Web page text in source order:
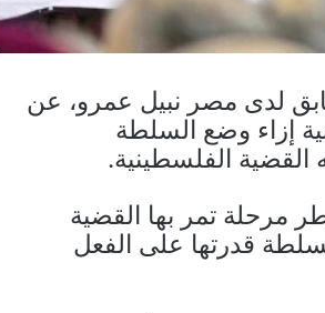
لدى مصر نبيل عمرو، عن
إزاء وضع السلطة
الفلسطينية.
مرحلة تمر بها القضية
قدرتها على الفعل